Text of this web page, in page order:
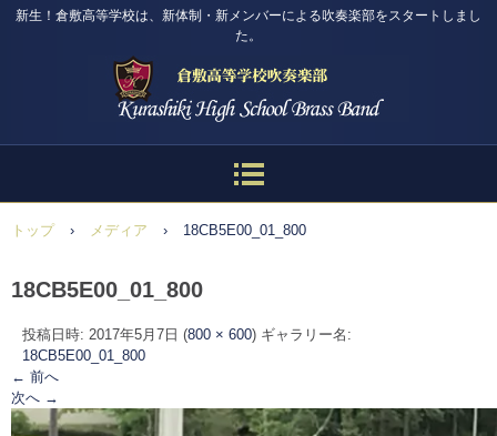
新生！倉敷高等学校は、新体制・新メンバーによる吹奏楽部をスタートしまし
た。
トップ › メディア › 18CB5E00_01_800
18CB5E00_01_800
投稿日時: 2017年5月7日 (800 × 600) ギャラリー名:
18CB5E00_01_800
← 前へ
次へ →